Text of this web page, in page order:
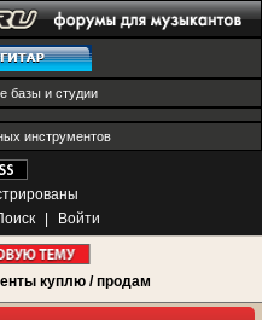
базы и студии
инструментов
Войти
куплю / продам